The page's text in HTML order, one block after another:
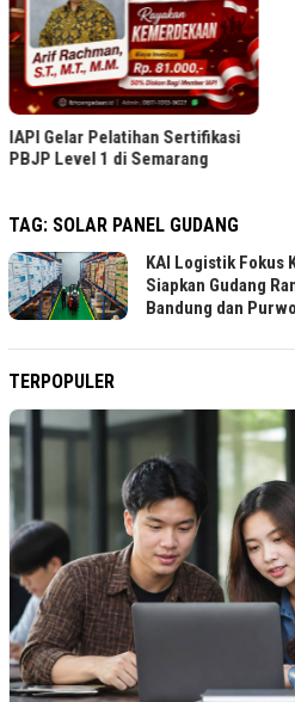
IAPI Gelar Pelatihan Sertifikasi
PBJP Level 1 di Semarang
TAG: SOLAR PANEL GUDANG
KAI Logistik Fokus
Siapkan Gudang
Bandung dan
TERPOPULER